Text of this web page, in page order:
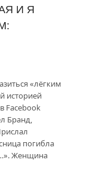
И Я
«лёгким
историей
Facebook
Бранд,
погибла
Женщина